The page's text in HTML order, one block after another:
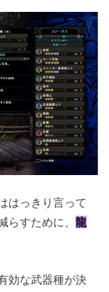
はっきり言って
らすために、龍
効な武器種が決